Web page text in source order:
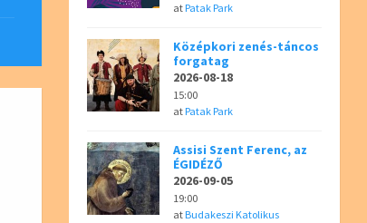
atPatak Park
Középkori zenés-táncos
forgatag
2026-08-18
15:00
atPatak Park
Assisi Szent Ferenc, az
ÉGIDÉZŐ
2026-09-05
19:00
atBudakeszi Katolikus